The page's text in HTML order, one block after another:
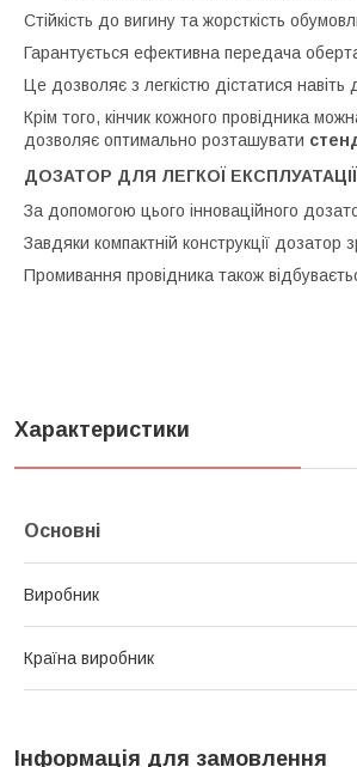
Стійкість до вигину та жорсткість
Гарантується ефективна передача
Це дозволяє з легкістю дістатися
Крім того, кінчик кожного провідника
дозволяє оптимально розташувати
ДОЗАТОР ДЛЯ ЛЕГКОЇ ЕКСПЛУАТАЦІЇ
За допомогою цього інноваційного
Завдяки компактній конструкції дозатор
Промивання провідника також
Характеристики
Основні
Виробник
Країна виробник
Інформація для замовлення